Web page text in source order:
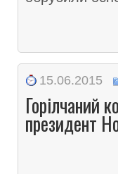
15.06.2015
Горілчаний
президент